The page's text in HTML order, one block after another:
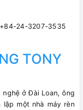
24-3207-3535
TONY
ở Đài Loan, ông
lập một nhà máy rèn